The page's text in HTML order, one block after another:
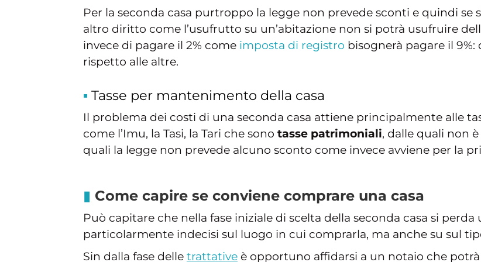
Per la seconda casa purtroppo la legge non prevede sconti e quindi se
altro diritto come l’usufrutto su un’abitazione non si potrà usufruire
invece di pagare il 2% come imposta di registro bisognerà pagare il
rispetto alle altre.
Tasse per mantenimento della casa
Il problema dei costi di una seconda casa attiene principalmente alle
come l’Imu, la Tasi, la Tari che sono tasse patrimoniali, dalle quali non
quali la legge non prevede alcuno sconto come invece avviene per la
Come capire se conviene comprare una casa
Può capitare che nella fase iniziale di scelta della seconda casa si
particolarmente indecisi sul luogo in cui comprarla, ma anche su sul
Sin dalla fase delle trattative è opportuno affidarsi a un notaio che